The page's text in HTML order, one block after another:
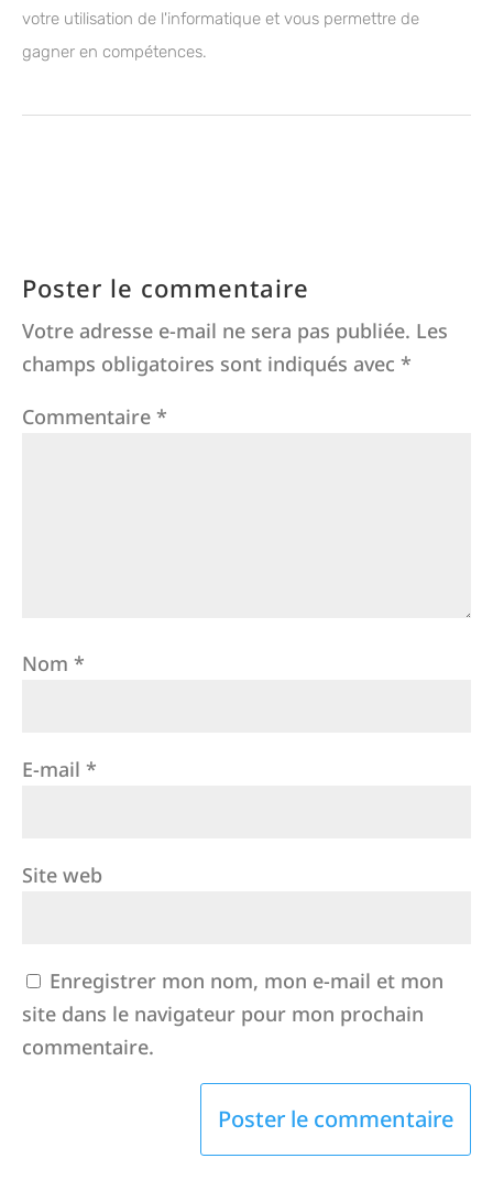
votre utilisation de l'informatique et vous permettre de
gagner en compétences.
Poster le commentaire
Votre adresse e-mail ne sera pas publiée. Les
champs obligatoires sont indiqués avec *
Commentaire *
Nom *
E-mail *
Site web
Enregistrer mon nom, mon e-mail et mon
site dans le navigateur pour mon prochain
commentaire.